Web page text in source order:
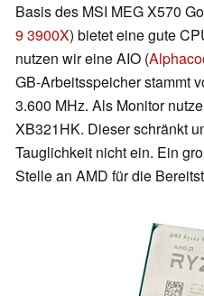
Basis des MSI MEG X570
9 3900X) bietet eine gute
nutzen wir eine AIO (
GB-Arbeitsspeicher stammt
3.600 MHz. Als Monitor
XB321HK. Dieser schränkt
Tauglichkeit nicht ein. Ein
Stelle an AMD für die